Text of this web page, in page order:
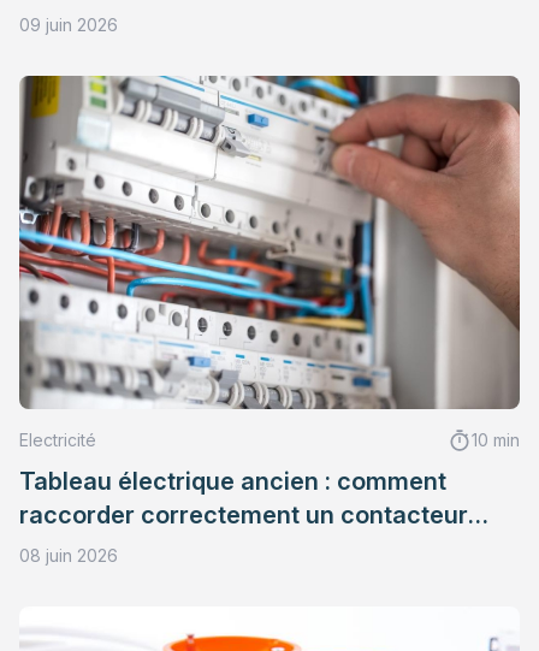
09 juin 2026
Electricité 10 min
Tableau électrique ancien : comment
raccorder correctement un contacteur
heures creuses ?
08 juin 2026